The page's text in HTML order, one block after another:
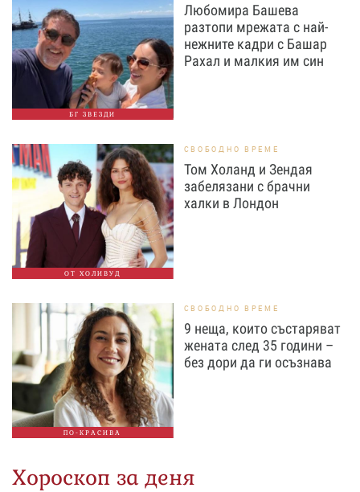
БГ ЗВЕЗДИ
Любомира Башева
разтопи мрежата с най-
нежните кадри с Башар
Рахал и малкия им син
ОТ ХОЛИВУД
СВОБОДНО ВРЕМЕ
Том Холанд и Зендая
забелязани с брачни
халки в Лондон
ПО-КРАСИВА
СВОБОДНО ВРЕМЕ
9 неща, които състаряват
жената след 35 години –
без дори да ги осъзнава
Хороскоп за деня